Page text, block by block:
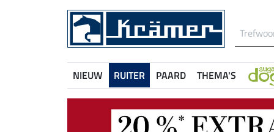
NIEUW RUITER PAARD THEMA'S